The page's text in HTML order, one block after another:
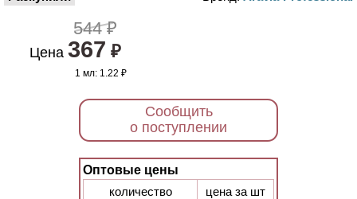
544 ₽
Цена 367 ₽
1 мл:1.22 ₽
Сообщить
о поступлении
Оптовые цены
количество
цена за шт